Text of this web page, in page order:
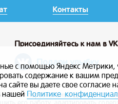
Контакты
Присоединяйтесь к нам в
Подари улыбку
персональные данные с
с помощью Яндекс Метрики,
содержание к вашим
вы даете свое согласие
нашей Политике